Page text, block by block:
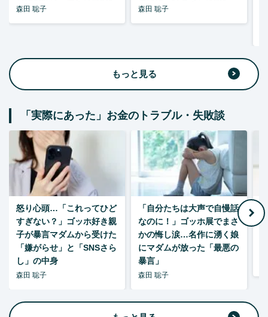
森田 聡子 森田 聡子
もっと見る
「実際にあった」お金のトラブル・失敗談
怒り心頭…「これってひど
すぎない？」ゴッホ好き親
子が暴言マダムから受けた
「嫌がらせ」と「SNSさら
し」の中身
森田 聡子
「自分たちは大声で自慢話
なのに！」ゴッホ展でまさ
かの悔し涙…名作に湧く娘
にマダムが放った「最悪の
暴言」
森田 聡子